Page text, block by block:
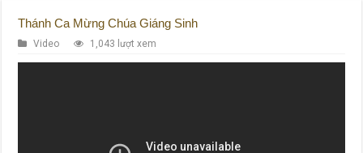
Thánh Ca Mừng Chúa Giáng Sinh
Video 1,043 lượt xem